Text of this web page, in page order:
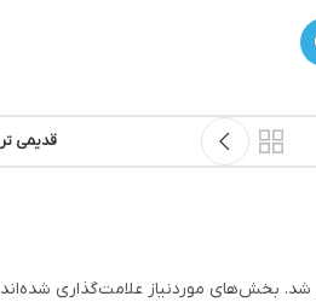
قدیمی تر
شد. بخش‌های موردنیاز علامت‌گذاری شده‌اند